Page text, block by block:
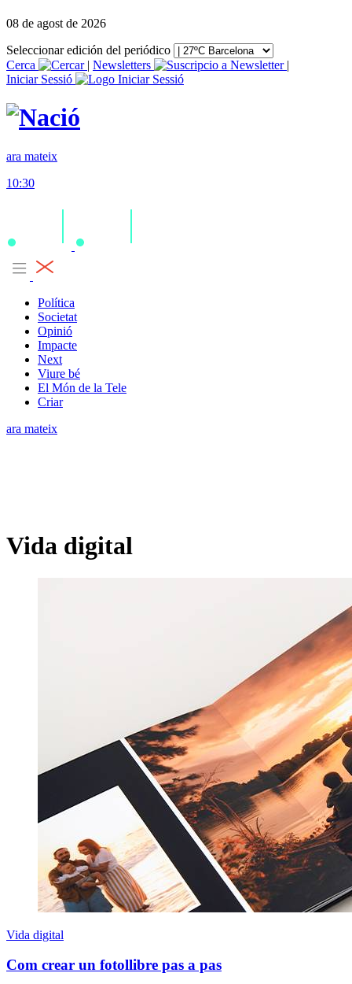
08 de agost de 2026
Seleccionar edición del periódico
Cerca
| Newsletters
|
Iniciar Sessió
ara mateix
10:30
Política
Societat
Opinió
Impacte
Next
Viure bé
El Món de la Tele
Criar
ara mateix
Vida digital
Vida digital
Com crear un fotollibre pas a pas